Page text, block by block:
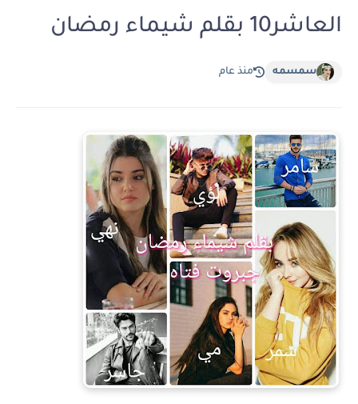
العاشر10 بقلم شيماء رمضان
سمسمه منذ عام